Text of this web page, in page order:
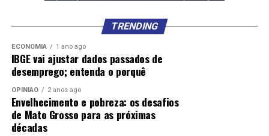
TRENDING
ECONOMIA 1 ano ago
IBGE vai ajustar dados passados de
desemprego; entenda o porquê
OPINIÃO 2 anos ago
Envelhecimento e pobreza: os desafios
de Mato Grosso para as próximas
décadas